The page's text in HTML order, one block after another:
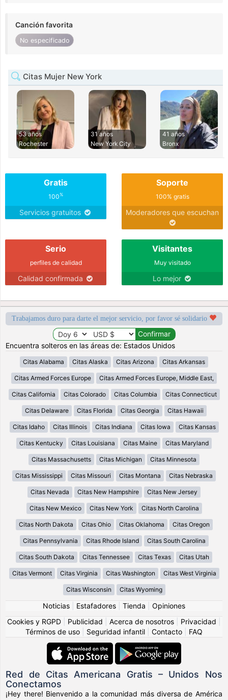
Canción favorita
No especificado
Citas Mujer New York
53 años
Rochester
31 años
New York City
41 años
Bronx
Gratis
100%
Servicios gratuitos
Soporte
100% gratis
Moderadores que escuchan
Serio
perfiles de calidad
Calidad confirmada
Visitantes
Muy visitado
Lo mejor
Trabajamos duro para darte el mejor servicio, por favor sé solidario
Encuentra solteros en las áreas de: Estados Unidos
Citas Alabama Citas Alaska Citas Arizona Citas Arkansas
Citas Armed Forces Europe Citas Armed Forces Europe, Middle East,
Citas California Citas Colorado Citas Columbia Citas Connecticut
Citas Delaware Citas Florida Citas Georgia Citas Hawaii
Citas Idaho Citas Illinois Citas Indiana Citas Iowa Citas Kansas
Citas Kentucky Citas Louisiana Citas Maine Citas Maryland
Citas Massachusetts Citas Michigan Citas Minnesota
Citas Mississippi Citas Missouri Citas Montana Citas Nebraska
Citas Nevada Citas New Hampshire Citas New Jersey
Citas New Mexico Citas New York Citas North Carolina
Citas North Dakota Citas Ohio Citas Oklahoma Citas Oregon
Citas Pennsylvania Citas Rhode Island Citas South Carolina
Citas South Dakota Citas Tennessee Citas Texas Citas Utah
Citas Vermont Citas Virginia Citas Washington Citas West Virginia
Citas Wisconsin Citas Wyoming
Noticias Estafadores Tienda
Opiniones
Cookies y RGPD
Publicidad Acerca de nosotros Privacidad
Términos de uso
Seguridad infantil Contacto FAQ
Red de Citas Americana Gratis – Unidos Nos
Conectamos
¡Hey there! Bienvenido a la comunidad más diversa de América